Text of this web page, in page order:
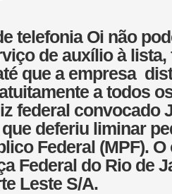
telefonia Oi não
de auxílio à
que a empresa
a todos
federal convocado
deferiu liminar
Federal (MPF).
Federal do Rio de
Leste S/A.